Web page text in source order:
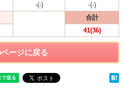
-(-)
-(-)
合計
41(36)
ージに戻る